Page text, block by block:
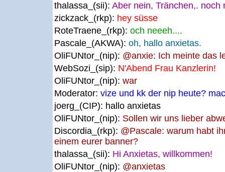
thalassa_(sii): Aber nein, Tränchen,. noch
zickzack_(rkp): hey süsse
RoteTraene_(rkp): och neeeh....
Pascale_(AKWA): oh, hallo anxietas.
OliFUNtor_(nip): @anxie: Ich meinte das
WebSozi_(sip): N'Abend Frau Kanzlerin!
OliFUNtor_(nip): war
Moderator: vize und kk der nip heute?
joerg_(CIP): hallo anxietas
OliFUNtor_(nip): Sollen wir uns lieber
Discordia_(rkp): @Pascale: warum habt
einem eurer banner?
thalassa_(sii): Hi Anxietas, willkommen!
OliFUNtor_(nip): @anxietas